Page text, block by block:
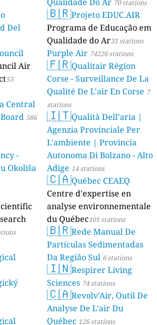
Del
Air
53
Central
586
-
Okoliša
70 stations
🇧🇷Projeto EDUC.AIR
Programa de Educação em
Qualidade do Ar31 stations
Purple Air 74226 stations
🇫🇷Qualitair Région
Corse - Surveillance De La
Qualité De L'air En Corse 7
stations
🇮🇹Qualità Dell’aria |
Agenzia Provinciale Per
L'ambiente | Provincia
Autonoma Di Bolzano - Alto
Adige 14 stations
🇨🇦Québec CEAEQ
Centre d'expertise en
analyse environnementale
du Québec101 stations
🇧🇷Rede Manual De
Partículas Sedimentadas
Da Região Sul 6 stations
🇮🇳Respirer Living
Sciences 74 stations
🇨🇦Revolv'Air, Outil De
Analyse De L'air Du
Québec 126 stations